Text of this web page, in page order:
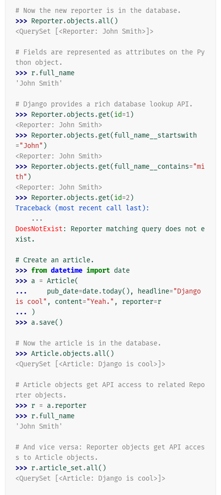
# Now the new reporter is in the database.
>>> Reporter.objects .all()
<QuerySet [<Reporter: John Smith>]>
# Fields are represented as attributes on the Py
thon object.
>>> r.full_name
'John Smith'
# Django provides a rich database lookup API.
>>> Reporter.objects .get(id=1)
<Reporter: John Smith>
>>> Reporter.objects .get(full_name__startswith
="John" )
<Reporter: John Smith>
>>> Reporter.objects .get(full_name__contains="mi
th" )
<Reporter: John Smith>
>>> Reporter.objects .get(id=2 )
Traceback (most recent call last):
...
DoesNotExist : Reporter matching query does not e
xist.
# Create an article.
>>> from datetime import date
>>> a = Article(
...
pub_date=date.today(), headline="Django
is cool" , content="Yeah." , reporter=r
...
)
>>> a.save()
# Now the article is in the database.
>>> Article.objects .all()
<QuerySet [<Article: Django is cool>]>
# Article objects get API access to related Repo
rter objects.
>>> r = a.reporter
>>> r.full_name
'John Smith'
# And vice versa: Reporter objects get API acces
s to Article objects.
>>> r.article_set .all()
<QuerySet [<Article: Django is cool>]>